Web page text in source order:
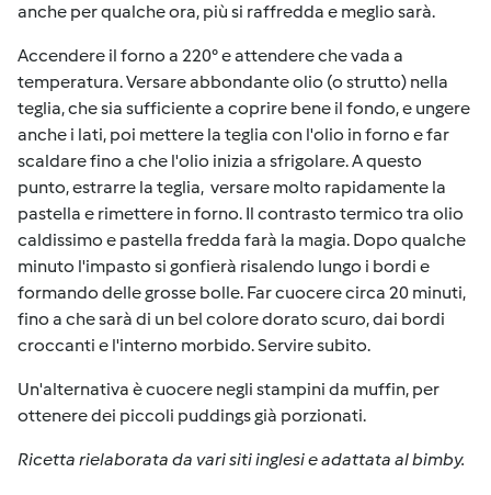
anche per qualche ora, più si raffredda e meglio sarà.
Accendere il forno a 220° e attendere che vada a
temperatura. Versare abbondante olio (o strutto) nella
teglia, che sia sufficiente a coprire bene il fondo, e ungere
anche i lati, poi mettere la teglia con l'olio in forno e far
scaldare fino a che l'olio inizia a sfrigolare. A questo
punto, estrarre la teglia, versare molto rapidamente la
pastella e rimettere in forno. Il contrasto termico tra olio
caldissimo e pastella fredda farà la magia. Dopo qualche
minuto l'impasto si gonfierà risalendo lungo i bordi e
formando delle grosse bolle. Far cuocere circa 20 minuti,
fino a che sarà di un bel colore dorato scuro, dai bordi
croccanti e l'interno morbido. Servire subito.
Un'alternativa è cuocere negli stampini da muffin, per
ottenere dei piccoli puddings già porzionati.
Ricetta rielaborata da vari siti inglesi e adattata al bimby.